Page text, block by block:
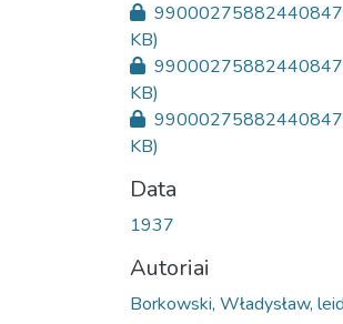
KB)
KB)
KB)
Data
1937
Autoriai
Borkowski, Władysław,